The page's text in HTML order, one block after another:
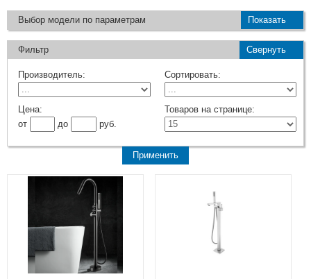
Выбор модели по параметрам Показать
Фильтр Свернуть
Производитель: Сортировать:
Цена:
от
до руб.
Товаров на странице: